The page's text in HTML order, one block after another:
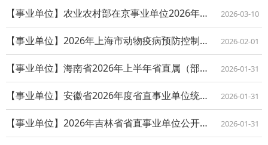
【事业单位】农业农村部在京事业单位2026年度公开招聘高校毕业生公告 2026-03-10
【事业单位】2026年上海市动物疫病预防控制中心公开招聘博士研究人员公告 2026-02-01
【事业单位】海南省2026年上半年省直属（部门所属）及中央驻琼事业单位统一公开招... 2026-01-31
【事业单位】安徽省2026年度省直事业单位统一公开招聘工作人员公告 2026-01-31
【事业单位】2026年吉林省省直事业单位公开招聘工作人员（含专项招聘高校毕业生）... 2026-01-31